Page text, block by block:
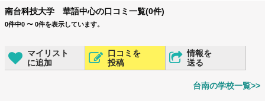
南台科技大学 華語中心の口コミ一覧(0件)
0件中0 〜 0件を表示しています。
マイリスト
に追加
口コミを
投稿
情報を
送る
台南の学校一覧>>